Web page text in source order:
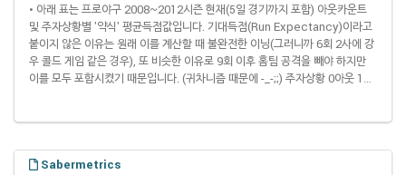
• 아래 표는 프로야구 2008~2012시즌 현재(5일 경기까지 포함) 아웃카운트
및 주자상황별 '약식' 평균득점값입니다. 기대득점(Run Expectancy)이라고
붙이지 않은 이유는 원래 이를 계산할 때 불완전한 이닝(그러니까 6회 2사에 강
우 콜드 게임 같은 경우), 또 비슷한 이유로 9회 이후 홈팀 공격을 빼야 하지만
이를 모두 포함시켰기 때문입니다. (귀차니즘 때문에 -_-;;) 주자상황 0아웃 1아
Sabermetrics